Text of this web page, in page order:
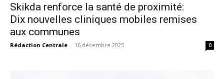
Skikda renforce la santé de proximité:
Dix nouvelles cliniques mobiles remises
aux communes
Rédaction Centrale - 16 décembre 2025 0